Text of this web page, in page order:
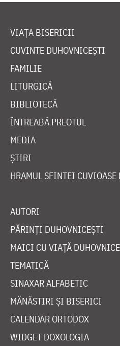
VIAȚA BISERICII
CUVINTE DUHOVNICEȘTI
FAMILIE
LITURGICĂ
BIBLIOTECĂ
ÎNTREABĂ PREOTUL
MEDIA
ȘTIRI
HRAMUL SFINTEI CUVIOASE
AUTORI
PĂRINȚI DUHOVNICEȘTI
MAICI CU VIAȚĂ
TEMATICĂ
SINAXAR ALFABETIC
MĂNĂSTIRI ȘI BISERICI
CALENDAR ORTODOX
WIDGET DOXOLOGIA